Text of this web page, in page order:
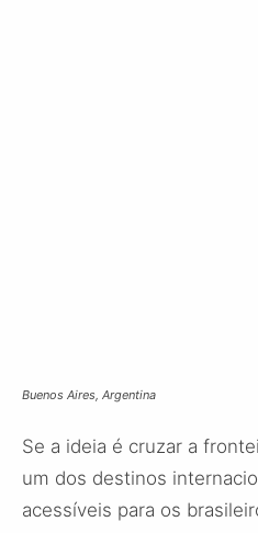
Buenos Aires, Argentina
Se a ideia é cruzar a
um dos destinos
acessíveis para os